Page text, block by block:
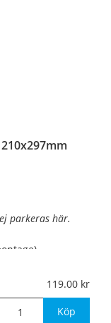
parkeras här.
119.00
Köp